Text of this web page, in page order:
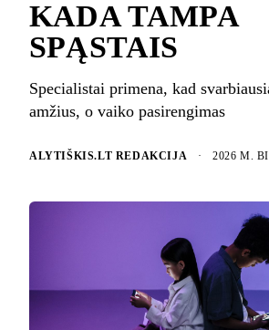
KADA TAMPA
SPĄSTAIS
Specialistai primena, kad
amžius, o vaiko pasirengimas
ALYTIŠKIS.LT REDAKCIJA · 2026 M.